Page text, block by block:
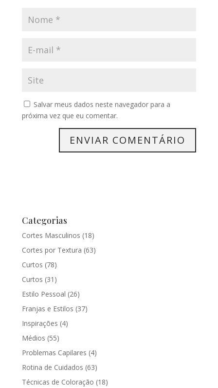
Salvar meus dados neste navegador para a
próxima vez que eu comentar.
Categorias
Cortes Masculinos (18)
Cortes por Textura (63)
Curtos (78)
Curtos (31)
Estilo Pessoal (26)
Franjas e Estilos (37)
Inspirações (4)
Médios (55)
Problemas Capilares (4)
Rotina de Cuidados (63)
Técnicas de Coloração (18)